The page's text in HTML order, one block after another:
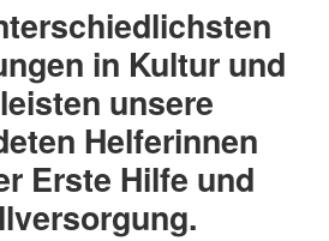
in Kultur und
unsere
Helferinnen
Erste Hilfe und